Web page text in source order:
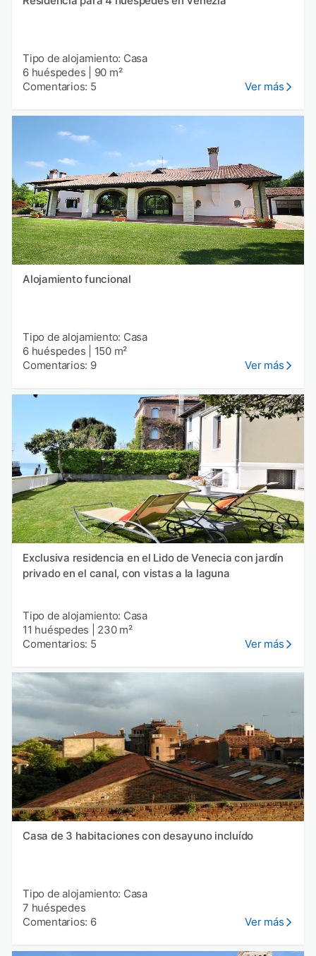
Tipo de alojamiento: Casa
6 huéspedes
90 m²
Comentarios: 5
Ver más
Alojamiento funcional
Tipo de alojamiento: Casa
6 huéspedes
150 m²
Comentarios: 9
Ver más
Exclusiva residencia en el Lido de Venecia con jardín
privado en el canal, con vistas a la laguna
Tipo de alojamiento: Casa
11 huéspedes
230 m²
Comentarios: 5
Ver más
Casa de 3 habitaciones con desayuno incluído
Tipo de alojamiento: Casa
7 huéspedes
Comentarios: 6
Ver más